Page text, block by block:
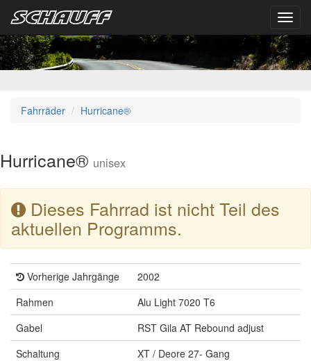
Fahrräder Hurricane®
Hurricane® unisex
Dieses Fahrrad ist nicht Teil des
aktuellen Programms.
Vorherige Jahrgänge
2002
Rahmen
Alu Light 7020 T6
Gabel
RST Gila AT Rebound adjust
Schaltung
XT / Deore 27- Gang